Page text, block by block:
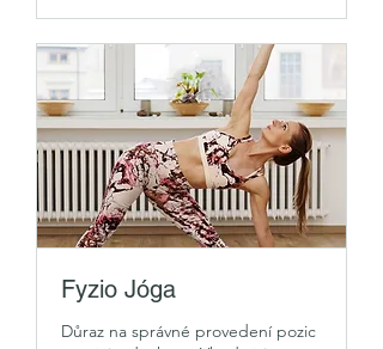
Fyzio Jóga
Důraz na správné provedení pozic